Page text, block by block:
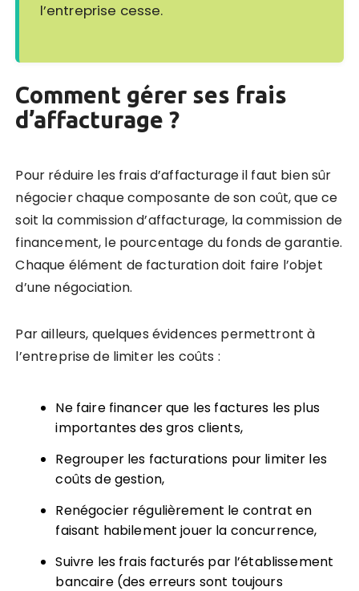
l’entreprise cesse.
Comment gérer ses frais
d’affacturage ?
Pour réduire les frais d’affacturage il faut bien sûr
négocier chaque composante de son coût, que ce
soit la commission d’affacturage, la commission de
financement, le pourcentage du fonds de garantie.
Chaque élément de facturation doit faire l’objet
d’une négociation.
Par ailleurs, quelques évidences permettront à
l’entreprise de limiter les coûts :
Ne faire financer que les factures les plus
importantes des gros clients,
Regrouper les facturations pour limiter les
coûts de gestion,
Renégocier régulièrement le contrat en
faisant habilement jouer la concurrence,
Suivre les frais facturés par l’établissement
bancaire (des erreurs sont toujours